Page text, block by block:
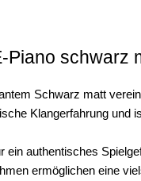
Piano schwarz
Schwarz matt
Klangerfahrung und
ein authentisches
ermöglichen eine